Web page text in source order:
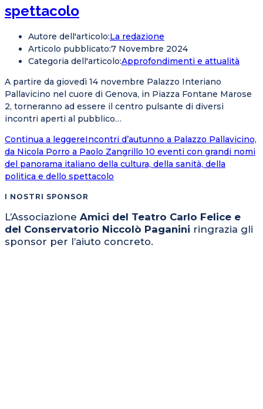
spettacolo
Autore dell'articolo:La redazione
Articolo pubblicato:7 Novembre 2024
Categoria dell'articolo:Approfondimenti e attualità
A partire da giovedì 14 novembre Palazzo Interiano
Pallavicino nel cuore di Genova, in Piazza Fontane Marose
2, torneranno ad essere il centro pulsante di diversi
incontri aperti al pubblico…
Continua a leggereIncontri d’autunno a Palazzo Pallavicino,
da Nicola Porro a Paolo Zangrillo 10 eventi con grandi nomi
del panorama italiano della cultura, della sanità, della
politica e dello spettacolo
I NOSTRI SPONSOR
L’Associazione Amici del Teatro Carlo Felice e
del Conservatorio Niccolò Paganini ringrazia gli
sponsor per l’aiuto concreto.